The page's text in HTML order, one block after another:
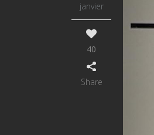
janvier
40
Share